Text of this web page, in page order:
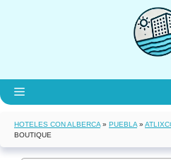
Menú
HOTELES CON ALBERCA » PUEBLA »
BOUTIQUE